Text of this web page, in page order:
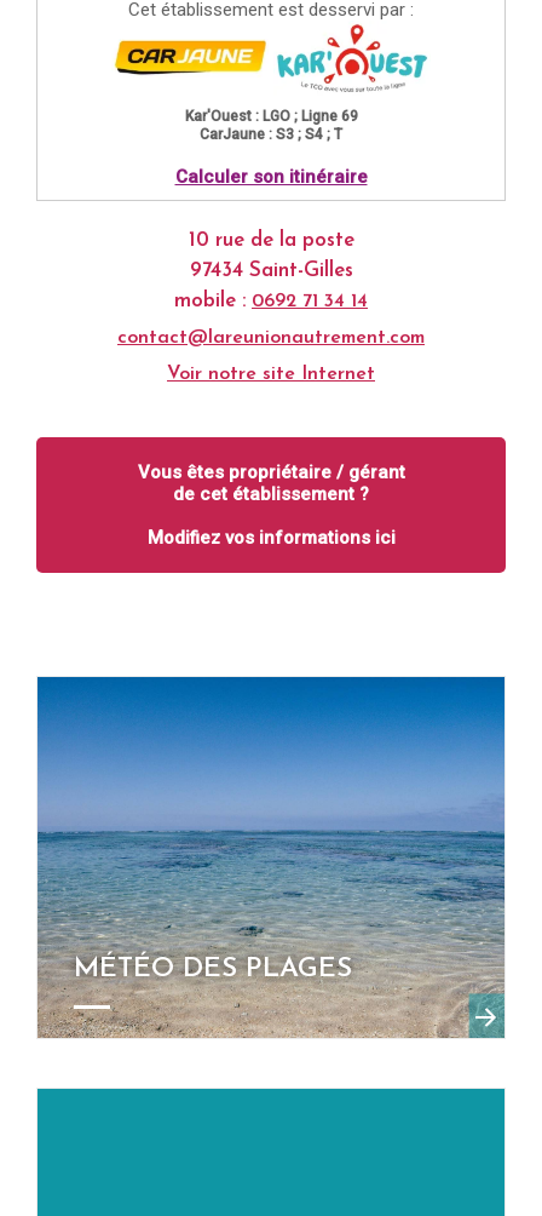
Cet établissement est desservi par :
Kar'Ouest : LGO ; Ligne 69
CarJaune : S3 ; S4 ; T
Calculer son itinéraire
10 rue de la poste
97434 Saint-Gilles
mobile : 0692 71 34 14
contact@lareunionautrement.com
Voir notre site Internet
Vous êtes propriétaire / gérant
de cet établissement ?
Modifiez vos informations ici
MÉTÉO DES PLAGES